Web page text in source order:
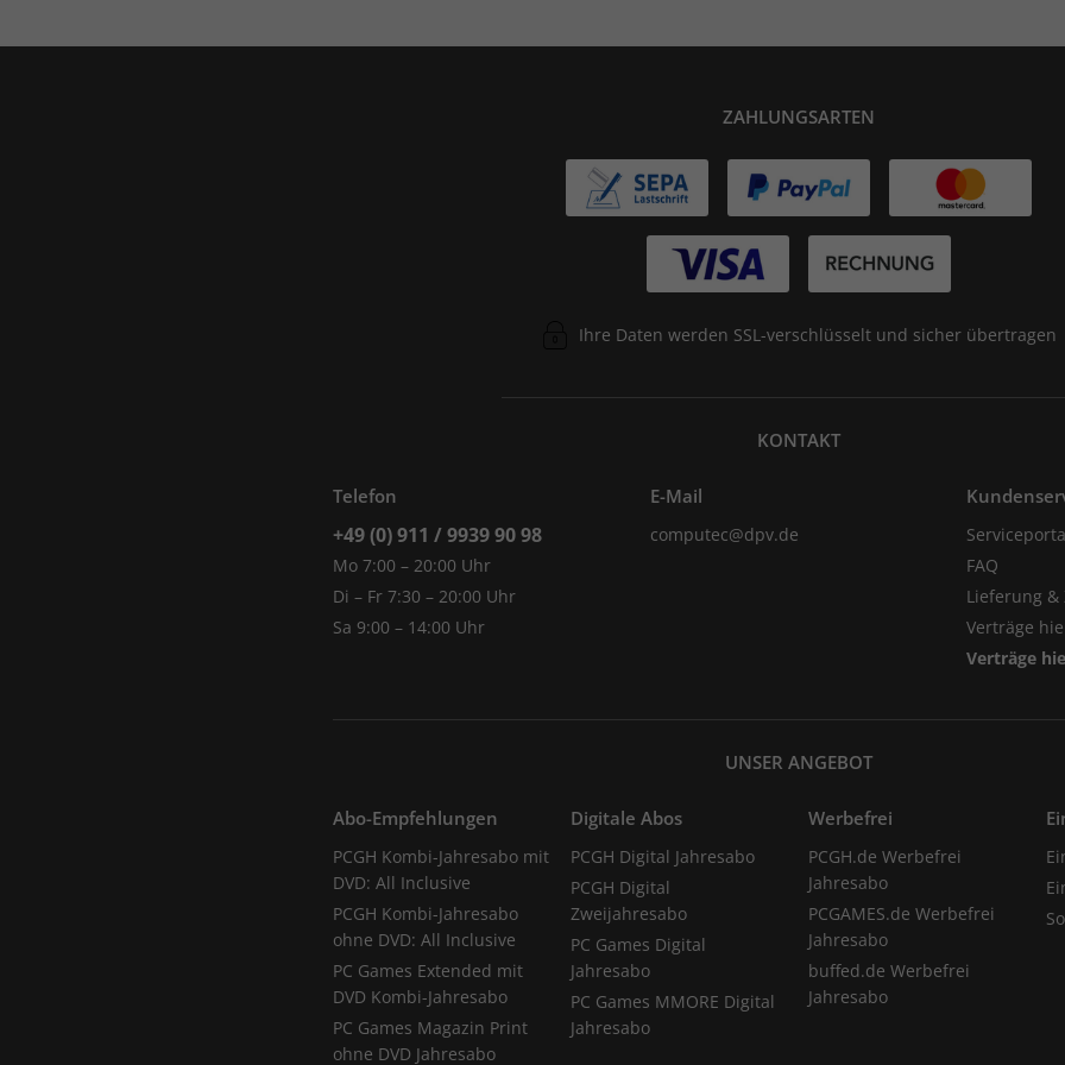
ZAHLUNGSARTEN
Ihre Daten werden SSL-verschlüsselt und sicher übertragen
KONTAKT
Telefon
+49 (0) 911 / 9939 90 98
Mo 7:00 – 20:00 Uhr
Di – Fr 7:30 – 20:00 Uhr
Sa 9:00 – 14:00 Uhr
E-Mail
computec@dpv.de
FAQ
Lieferung &
Verträge
Verträge
UNSER ANGEBOT
Abo-Empfehlungen
PCGH Kombi-Jahresabo mit
DVD: All Inclusive
PCGH Kombi-Jahresabo
ohne DVD: All Inclusive
PC Games Extended mit
DVD Kombi-Jahresabo
PC Games Magazin Print
ohne DVD Jahresabo
Digitale Abos
PCGH Digital Jahresabo
PCGH Digital
Zweijahresabo
PC Games Digital
Jahresabo
PC Games MMORE Digital
Jahresabo
Werbefrei
PCGH.de Werbefrei
Jahresabo
PCGAMES.de Werbefrei
Jahresabo
buffed.de Werbefrei
Jahresabo